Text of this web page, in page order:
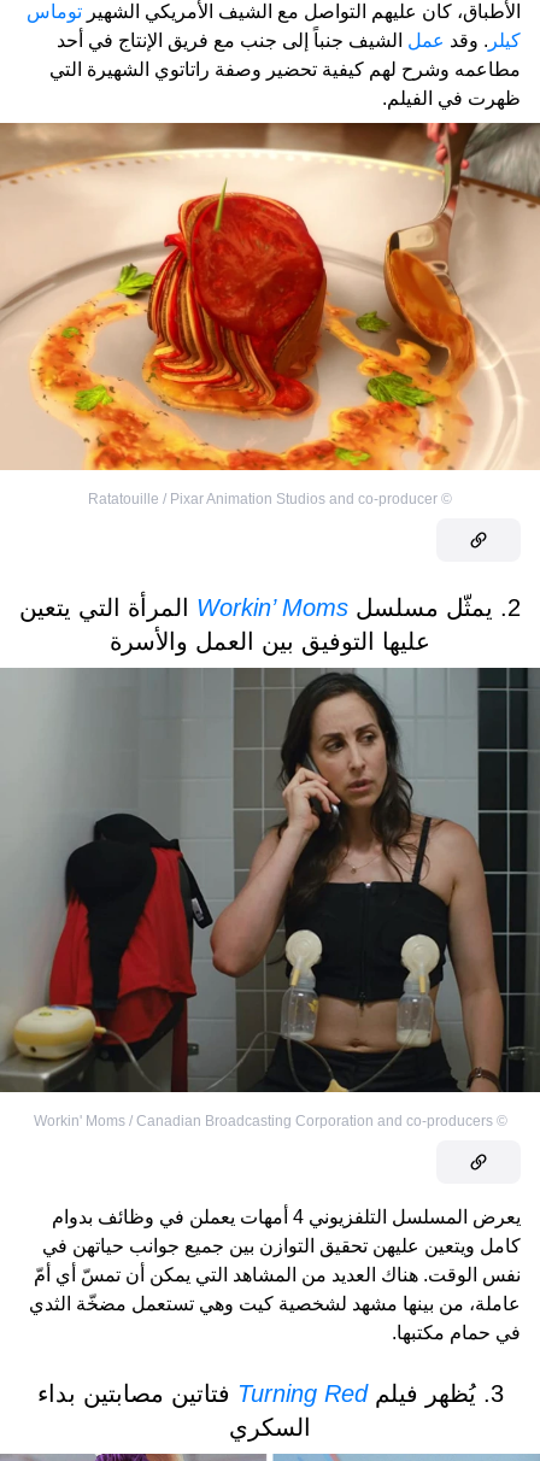
الأطباق، كان عليهم التواصل مع الشيف الأمريكي الشهير توماس
كيلر . وقد عمل الشيف جنباً إلى جنب مع فريق الإنتاج في أحد
مطاعمه وشرح لهم كيفية تحضير وصفة راتاتوي الشهيرة التي
ظهرت في الفيلم.
©
Ratatouille / Pixar Animation Studios and co-producer
2. يمثّل مسلسل Workin’ Moms المرأة التي يتعين
عليها التوفيق بين العمل والأسرة
©
Workin' Moms / Canadian Broadcasting Corporation and co-producers
يعرض المسلسل التلفزيوني 4 أمهات يعملن في وظائف بدوام
كامل ويتعين عليهن تحقيق التوازن بين جميع جوانب حياتهن في
نفس الوقت. هناك العديد من المشاهد التي يمكن أن تمسّ أي أمّ
عاملة، من بينها مشهد لشخصية كيت وهي تستعمل مضخّة الثدي
في حمام مكتبها.
3. يُظهر فيلم Turning Red فتاتين مصابتين بداء
السكري